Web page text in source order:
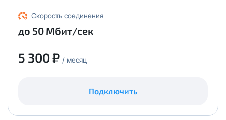
Скорость соединения
до 50 Мбит/сек
5 300 ₽ / месяц
Подключить